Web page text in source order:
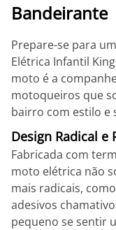
Bandeirante
Prepare-se para
Elétrica Infantil
moto é a
motoqueiros que
bairro com estilo e
Design Radical e
Fabricada com
moto elétrica não
mais radicais,
adesivos
pequeno se sentir